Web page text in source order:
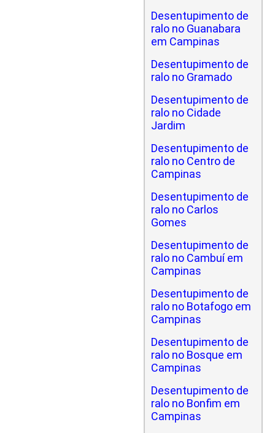
Desentupimento de
ralo no Guanabara
em Campinas
Desentupimento de
ralo no Gramado
Desentupimento de
ralo no Cidade
Jardim
Desentupimento de
ralo no Centro de
Campinas
Desentupimento de
ralo no Carlos
Gomes
Desentupimento de
ralo no Cambuí em
Campinas
Desentupimento de
ralo no Botafogo em
Campinas
Desentupimento de
ralo no Bosque em
Campinas
Desentupimento de
ralo no Bonfim em
Campinas